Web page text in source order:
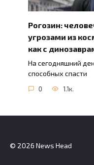
Рогозин:
угрозами из
как с
На сегодняшний
способных спасти
0 1.1к.
© 2026 News Head